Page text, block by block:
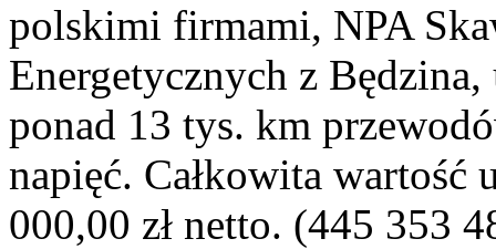
polskimi firmami, NPA
Energetycznych z
ponad 13 tys. km
napięć. Całkowita
000,00 zł netto. (445 353